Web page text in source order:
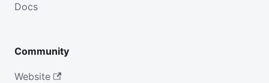
Docs
Community
Website